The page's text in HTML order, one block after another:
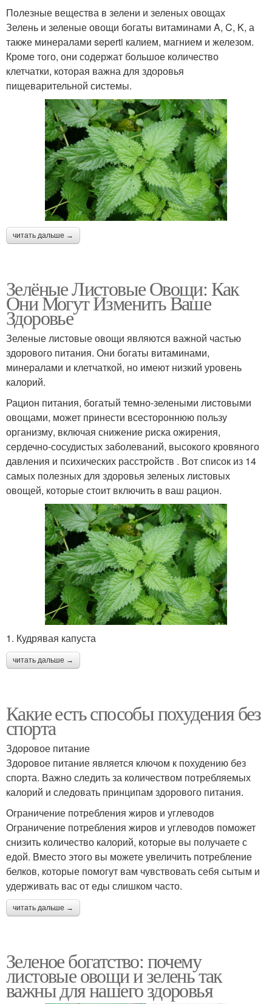
Полезные вещества в зелени и зеленых овощах
Зелень и зеленые овощи богаты витаминами A, C, K, а
также минералами seperti калием, магнием и железом.
Кроме того, они содержат большое количество
клетчатки, которая важна для здоровья
пищеварительной системы.
читать дальше →
Зелёные Листовые Овощи: Как
Они Могут Изменить Ваше
Здоровье
Зеленые листовые овощи являются важной частью
здорового питания. Они богаты витаминами,
минералами и клетчаткой, но имеют низкий уровень
калорий.
Рацион питания, богатый темно-зелеными листовыми
овощами, может принести всестороннюю пользу
организму, включая снижение риска ожирения,
сердечно-сосудистых заболеваний, высокого кровяного
давления и психических расстройств . Вот список из 14
самых полезных для здоровья зеленых листовых
овощей, которые стоит включить в ваш рацион.
1. Кудрявая капуста
читать дальше →
Какие есть способы похудения без
спорта
Здоровое питание
Здоровое питание является ключом к похудению без
спорта. Важно следить за количеством потребляемых
калорий и следовать принципам здорового питания.
Ограничение потребления жиров и углеводов
Ограничение потребления жиров и углеводов поможет
снизить количество калорий, которые вы получаете с
едой. Вместо этого вы можете увеличить потребление
белков, которые помогут вам чувствовать себя сытым и
удерживать вас от еды слишком часто.
читать дальше →
Зеленое богатство: почему
листовые овощи и зелень так
важны для нашего здоровья